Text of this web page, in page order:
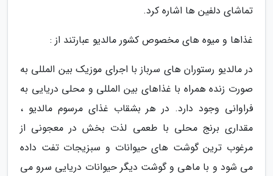
تماشای دلفین ها اشاره کرد.
غذاها و میوه های مخصوص کشور مالدیو عبارتند از :
در مالدیو رستوران های سرباز با اجرای موزیک بین المللی به
صورت زنده همراه با غذاهای بین المللی و محلی دریایی به
فراوانی وجود دارد. در هر بشقاب غذای مرسوم مالدیو ،
مقداری برنج محلی با طعمی لذت بخش در معجونی از
مرغوب ترین گوشت های حیوانات و سبزیجات تفت داده
می شود و با ماهی و گوشت دیگر حیوانات دریایی سرو می